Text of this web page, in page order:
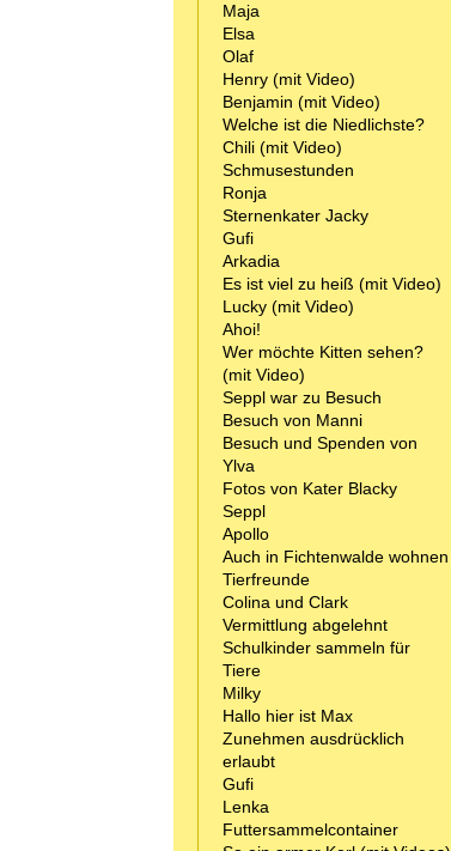
Maja
Elsa
Olaf
Henry (mit Video)
Benjamin (mit Video)
Welche ist die Niedlichste?
Chili (mit Video)
Schmusestunden
Ronja
Sternenkater Jacky
Gufi
Arkadia
Es ist viel zu heiß (mit Video)
Lucky (mit Video)
Ahoi!
Wer möchte Kitten sehen?
(mit Video)
Seppl war zu Besuch
Besuch von Manni
Besuch und Spenden von
Ylva
Fotos von Kater Blacky
Seppl
Apollo
Auch in Fichtenwalde wohnen
Tierfreunde
Colina und Clark
Vermittlung abgelehnt
Schulkinder sammeln für
Tiere
Milky
Hallo hier ist Max
Zunehmen ausdrücklich
erlaubt
Gufi
Lenka
Futtersammelcontainer